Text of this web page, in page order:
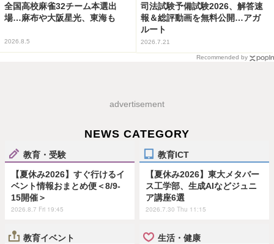
全国高校麻雀32チーム本選出
場…麻布や大阪星光、東海も
2026.8.5
司法試験予備試験2026、解答速
報＆総評動画を無料公開…アガ
ルート
2026.7.21
Recommended by
advertisement
NEWS CATEGORY
教育・受験
【夏休み2026】すぐ行けるイ
ベント情報おまとめ便＜8/9-
15開催＞
2026.8.7 Fri 19:45
教育ICT
【夏休み2026】東大メタバー
ス工学部、生成AIなどジュニ
ア講座6選
2026.7.30 Thu 11:15
教育イベント 生活・健康